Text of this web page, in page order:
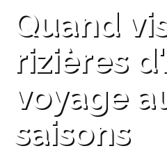
Quand
rizières
voyage
saisons